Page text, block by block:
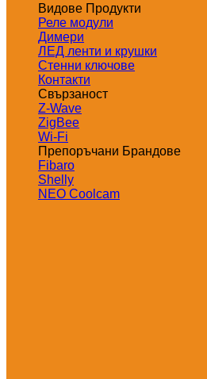
Видове Продукти
Реле модули
Димери
ЛЕД ленти и крушки
Стенни ключове
Контакти
Свързаност
Z-Wave
ZigBee
Wi-Fi
Препоръчани Брандове
Fibaro
Shelly
NEO Coolcam